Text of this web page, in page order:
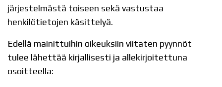
järjestelmästä toiseen sekä vastustaa
henkilötietojen käsittelyä.
Edellä mainittuihin oikeuksiin viitaten pyynnöt
tulee lähettää kirjallisesti ja allekirjoitettuna
osoitteella: